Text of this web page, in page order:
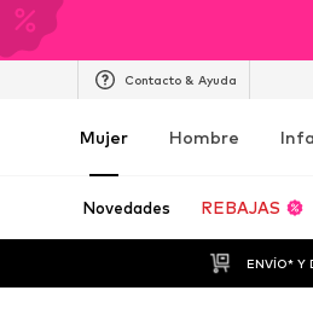
Contacto & Ayuda
Mujer Hombre
Novedades REBAJAS
ENVÍO* Y